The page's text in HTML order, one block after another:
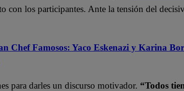
con los participantes. Ante la tensión del
Chef Famosos: Yaco Eskenazi y Karina
para darles un discurso motivador. “Todos